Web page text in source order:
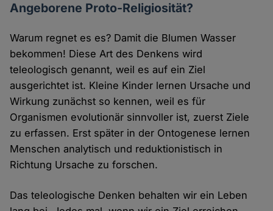
Angeborene Proto-Religiosität?
Warum regnet es es? Damit die Blumen Wasser
bekommen! Diese Art des Denkens wird
teleologisch genannt, weil es auf ein Ziel
ausgerichtet ist. Kleine Kinder lernen Ursache und
Wirkung zunächst so kennen, weil es für
Organismen evolutionär sinnvoller ist, zuerst Ziele
zu erfassen. Erst später in der Ontogenese lernen
Menschen analytisch und reduktionistisch in
Richtung Ursache zu forschen.
Das teleologische Denken behalten wir ein Leben